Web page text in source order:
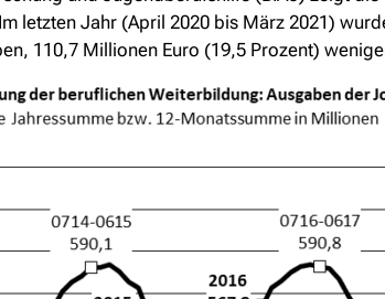
letzten Jahr (April 2020 bis März 2021)
110,7 Millionen Euro (19,5 Prozent)